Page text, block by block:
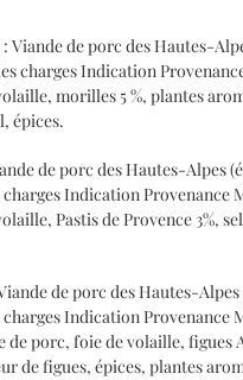
: Viande de porc des Hautes-
charges Indication
morilles 5 %, plantes
épices.
de porc des Hautes-Alpes
Indication Provenance
Pastis de Provence 3%,
de porc des Hautes-Alpes
Indication Provenance
de porc, foie de volaille, figues
de figues, épices, plantes